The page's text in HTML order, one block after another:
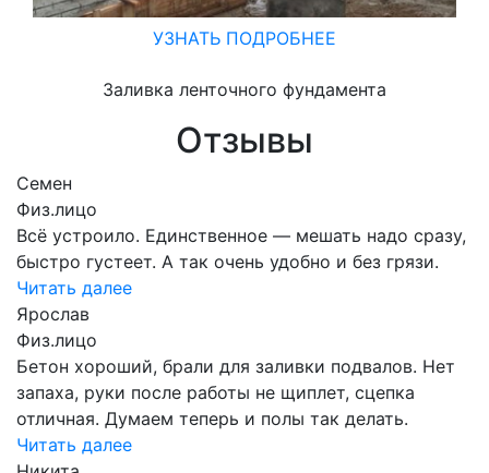
УЗНАТЬ ПОДРОБНЕЕ
Заливка ленточного фундамента
Отзывы
Семен
Физ.лицо
Всё устроило. Единственное — мешать надо сразу,
быстро густеет. А так очень удобно и без грязи.
Читать далее
Ярослав
Физ.лицо
Бетон хороший, брали для заливки подвалов. Нет
запаха, руки после работы не щиплет, сцепка
отличная. Думаем теперь и полы так делать.
Читать далее